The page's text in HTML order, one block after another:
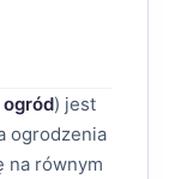
) jest
ogrodzenia
na równym